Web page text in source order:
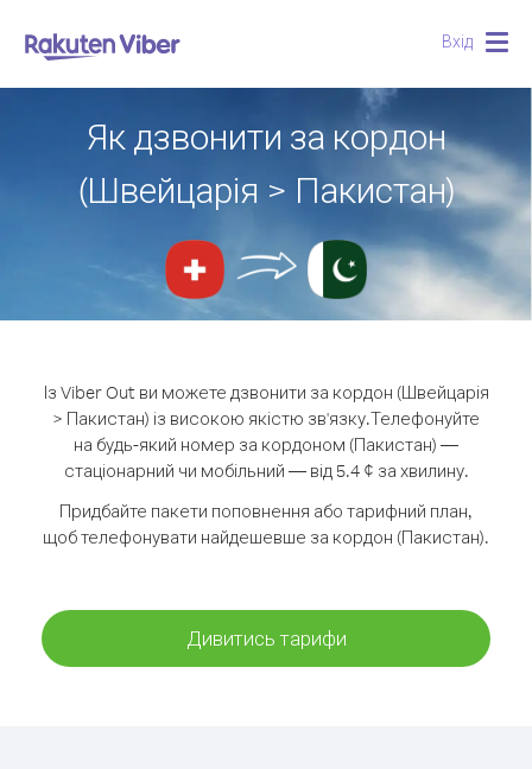
Вхід
Як дзвонити за кордон
(Швейцарія > Пакистан)
Із Viber Out ви можете дзвонити за кордон (Швейцарія
> Пакистан) із високою якістю зв'язку.Телефонуйте
на будь-який номер за кордоном (Пакистан) —
стаціонарний чи мобільний — від 5.4 ¢ за хвилину.
Придбайте пакети поповнення або тарифний план,
щоб телефонувати найдешевше за кордон (Пакистан).
Дивитись тарифи